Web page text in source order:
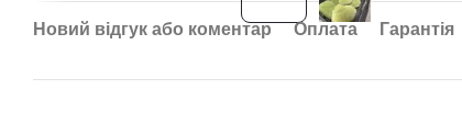
Новий відгук або коментар Оплата Гарантія